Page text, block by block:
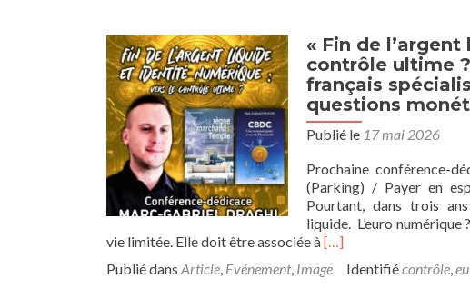
« Fin de
contrôle ultime
français
questions
Publié le 17 mai 2026
Prochaine conférence-
(Parking) / Payer en
Pourtant, dans trois
liquide. L’euro numérique
vie limitée. Elle doit être associée àEn
plus
[…]
Publié dans Article, Evénement, Image Identifiécontrôle,